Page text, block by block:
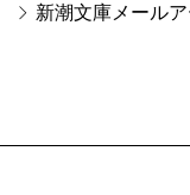
新潮文庫メール